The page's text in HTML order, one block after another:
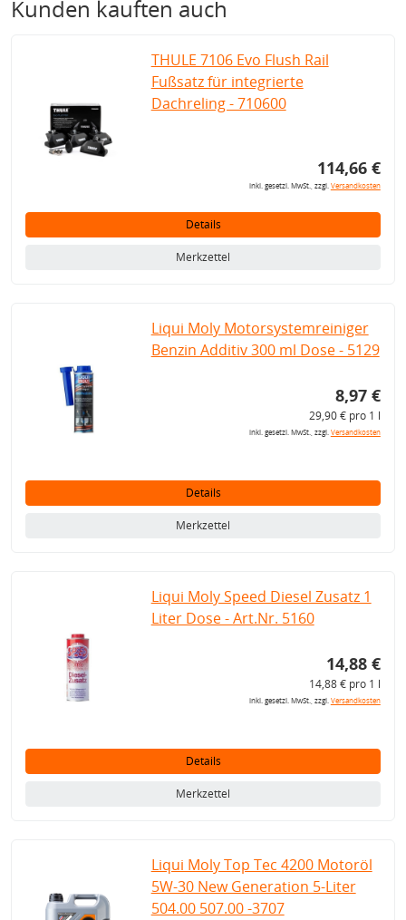
Kunden kauften auch
THULE 7106 Evo Flush Rail
Fußsatz für integrierte
Dachreling - 710600
114,66 €
inkl. gesetzl. MwSt., zzgl.Versandkosten
Details
Merkzettel
Liqui Moly Motorsystemreiniger
Benzin Additiv 300 ml Dose - 5129
8,97 €
29,90 € pro 1 l
inkl. gesetzl. MwSt., zzgl.Versandkosten
Details
Merkzettel
Liqui Moly Speed Diesel Zusatz 1
Liter Dose - Art.Nr. 5160
14,88 €
14,88 € pro 1 l
inkl. gesetzl. MwSt., zzgl.Versandkosten
Details
Merkzettel
Liqui Moly Top Tec 4200 Motoröl
5W-30 New Generation 5-Liter
504.00 507.00 -3707